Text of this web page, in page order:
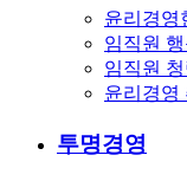
윤리경영
임직원
임직원
윤리경영
투명경영